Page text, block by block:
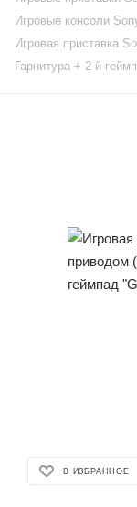
Игровые консоли
Игровая приставка
Гарнитура + 2-й
В ИЗБРАННОЕ